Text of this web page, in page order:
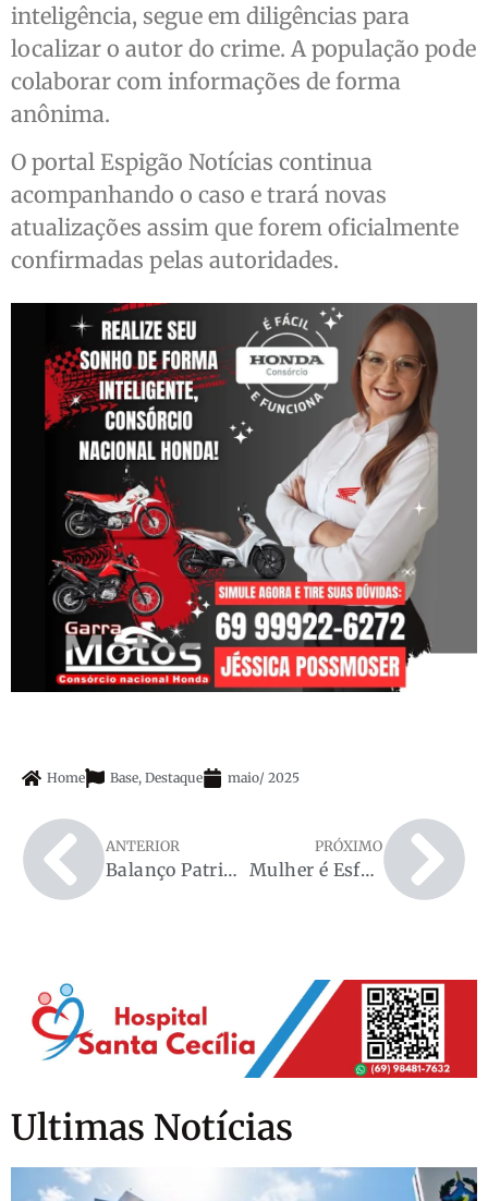
inteligência, segue em diligências para
localizar o autor do crime. A população pode
colaborar com informações de forma
anônima.
O portal Espigão Notícias continua
acompanhando o caso e trará novas
atualizações assim que forem oficialmente
confirmadas pelas autoridades.
Home Base, Destaque maio/ 2025
ANTERIOR
Balanço Patrimonial Associação Dos Pomeranos De Espigão Do Oeste – ASPOMER
PRÓXIMO
Mulher é Esfaqueada Durante Briga em Bar no Bairro Jorge Teixeira
Ultimas Notícias